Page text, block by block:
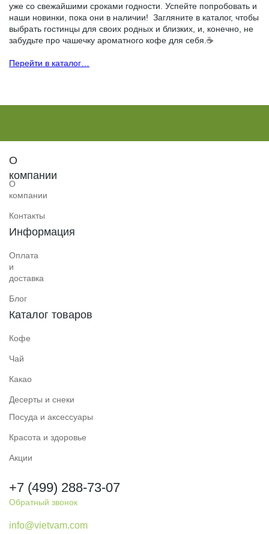
уже со свежайшими сроками годности. Успейте попробовать и
наши новинки, пока они в наличии! Загляните в каталог, чтобы
выбрать гостинцы для своих родных и близких, и, конечно, не
забудьте про чашечку ароматного кофе для себя.☕️
Перейти в каталог…
О
компании
Информация
О
компании
Контакты
Оплата
и
доставка
Блог
Каталог товаров
Кофе
Чай
Какао
Десерты и снеки
Посуда и аксессуары
Красота и здоровье
Акции
+7 (499) 288-73-07
Обратный звонок
info@vietvam.com